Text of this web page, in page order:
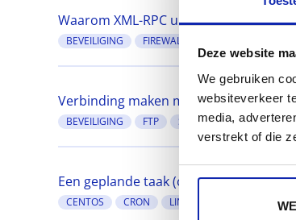
Deze website
We gebruiken
websiteverkeer
media,
verstrekt of die
Waarom XML-RPC uitschakelen in
BEVEILIGING FIREWALL
Verbinding maken met het Kinamo
BEVEILIGING FTP SSL
Een geplande taak (cron job) instellen
CENTOS CRON LINUX